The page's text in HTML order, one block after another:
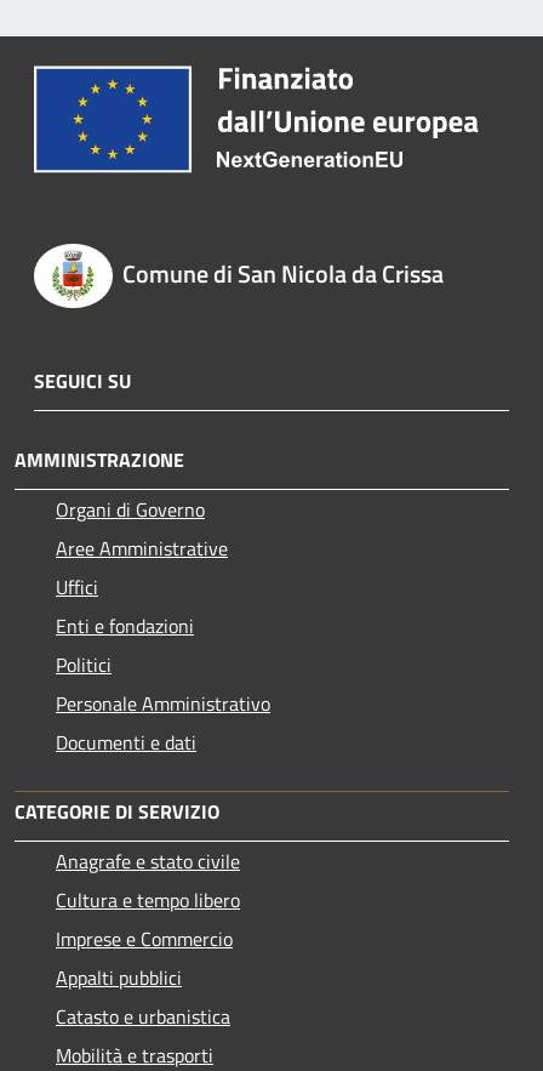
Comune di San Nicola da Crissa
SEGUICI SU
AMMINISTRAZIONE
Organi di Governo
Aree Amministrative
Uffici
Enti e fondazioni
Politici
Personale Amministrativo
Documenti e dati
CATEGORIE DI SERVIZIO
Anagrafe e stato civile
Cultura e tempo libero
Imprese e Commercio
Appalti pubblici
Catasto e urbanistica
Mobilità e trasporti